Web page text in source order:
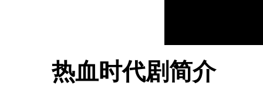
热血时代剧简介